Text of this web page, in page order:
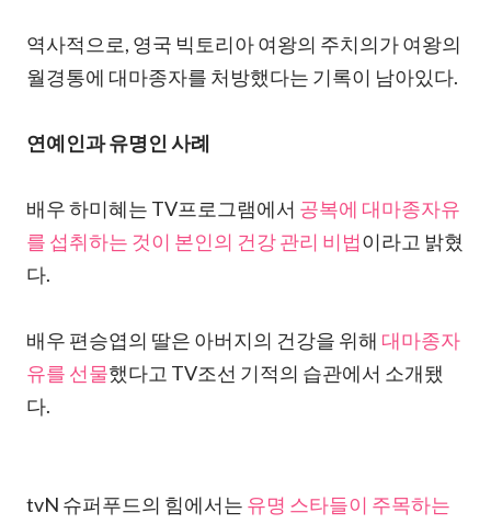
역사적으로, 영국 빅토리아 여왕의 주치의가 여왕의
월경통에 대마종자를 처방했다는 기록이 남아있다.
연예인과 유명인 사례
배우 하미혜는 TV프로그램에서 공복에 대마종자유
를 섭취하는 것이 본인의 건강 관리 비법이라고 밝혔
다.
배우 편승엽의 딸은 아버지의 건강을 위해 대마종자
유를 선물했다고 TV조선 기적의 습관에서 소개됐
다.
tvN 슈퍼푸드의 힘에서는 유명 스타들이 주목하는